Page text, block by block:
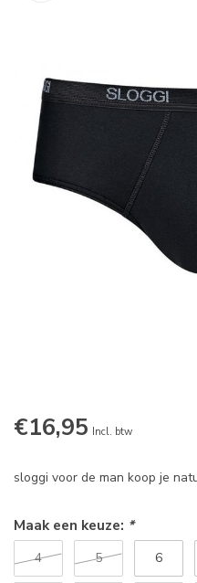
€16,95 Incl. btw
sloggi voor de man koop je
Maak een keuze: *
4 5 6